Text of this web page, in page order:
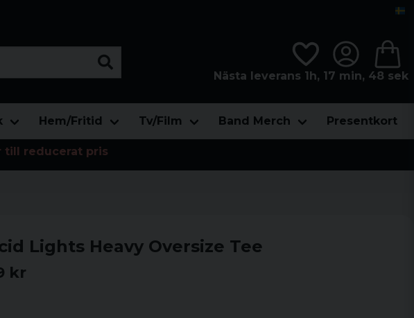
Nästa leverans 1h, 17 min, 47 sek
Hem/Fritid Tv/Film Band Merch Presentkort
till reducerat pris
Lights Heavy Oversize Tee
kr